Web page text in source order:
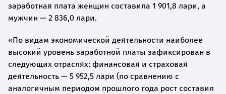
заработная плата женщин составила 1 901,8 лари, а
мужчин — 2 836,0 лари.
«По видам экономической деятельности наиболее
высокий уровень заработной платы зафиксирован в
следующих отраслях: финансовая и страховая
деятельность — 5 952,5 лари (по сравнению с
аналогичным периодом прошлого года рост составил